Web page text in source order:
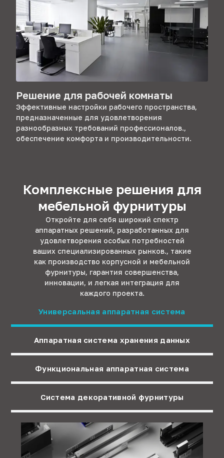
Решение для рабочей комнаты
Эффективные настройки рабочего пространства,
предназначенные для удовлетворения
разнообразных требований профессионалов.,
обеспечение комфорта и производительности.
Комплексные решения для
мебельной фурнитуры
Откройте для себя широкий спектр
аппаратных решений, разработанных для
удовлетворения особых потребностей
ваших специализированных рынков., такие
как производство корпусной и мебельной
фурнитуры, гарантия совершенства,
инновации, и легкая интеграция для
каждого проекта.
Универсальная аппаратная система
Аппаратная система хранения данных
Функциональная аппаратная система
Система декоративной фурнитуры